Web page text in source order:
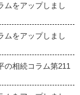
をアップしまし
をアップしまし
相続コラム第211